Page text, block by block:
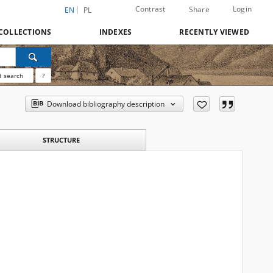
EN PL Contrast Share Login
INDEXES RECENTLY VIEWED
search ?
Download bibliography description
STRUCTURE